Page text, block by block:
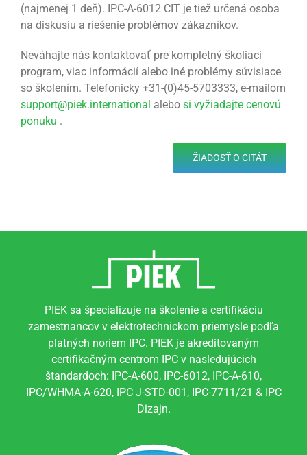
(najmenej 1 deň). IPC-A-6012 CIT je tiež určená osoba
na diskusiu a riešenie problémov zákazníkov.
Neváhajte nás kontaktovať pre kompletný školiaci
program, viac informácií alebo iné problémy súvisiace
so školením. Telefonicky +31-(0)45-5703333, e-mailom
support@piek.international alebo si vyžiadajte cenovú
ponuku .
ŽIADOSŤ O CITÁT
PIEK sa špecializuje na školenie a certifikáciu
zamestnancov v elektrotechnickom priemysle podľa
platných noriem IPC. PIEK je akreditovaným
certifikačným centrom IPC v nasledujúcich
štandardoch: IPC-A-600, IPC-6012, IPC-A-610,
IPC/WHMA-A-620, IPC J-STD-001, IPC-7711/21 & IPC
Dizajn.